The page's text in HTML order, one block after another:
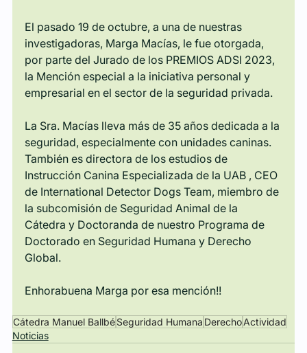
El pasado 19 de octubre, a una de nuestras
investigadoras, Marga Macías, le fue otorgada,
por parte del Jurado de los PREMIOS ADSI 2023,
la Mención especial a la iniciativa personal y
empresarial en el sector de la seguridad privada.
La Sra. Macías lleva más de 35 años dedicada a la
seguridad, especialmente con unidades caninas.
También es directora de los estudios de
Instrucción Canina Especializada de la UAB , CEO
de International Detector Dogs Team, miembro de
la subcomisión de Seguridad Animal de la
Cátedra y Doctoranda de nuestro Programa de
Doctorado en Seguridad Humana y Derecho
Global.
Enhorabuena Marga por esa mención!!
Cátedra Manuel BallbéSeguridad Humana DerechoActividad
Noticias